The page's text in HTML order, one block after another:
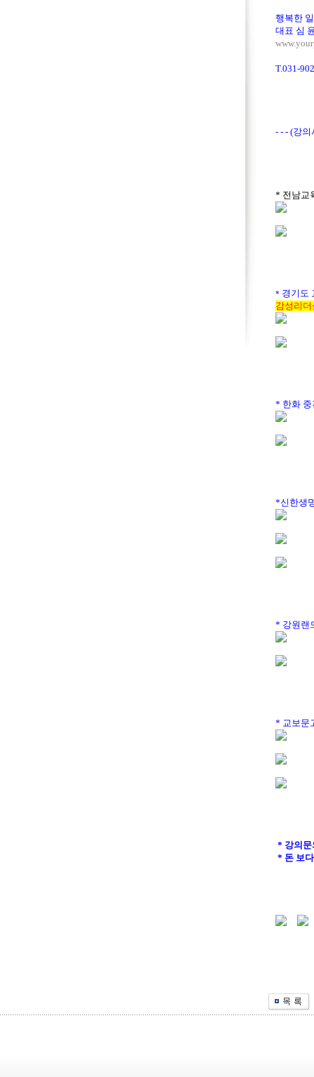
행복한
대표 심
T.031-
- - - (강의
* 전남교
* 경기도
감성리더
* 한화 중
*신한생
* 강원랜
* 교보문
* 강의문
* 돈 보